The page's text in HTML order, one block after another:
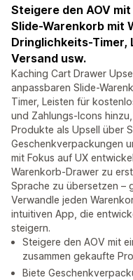
Steigere den AOV
Slide-Warenkorb mit
Dringlichkeits-Timer,
Versand usw.
Kaching Cart Drawer
anpassbaren Slide-
Timer, Leisten für
und Zahlungs-Icons
Produkte als Upsell über
Geschenkverpackungen
mit Fokus auf UX
Warenkorb-Drawer zu
Sprache zu übersetzen –
Verwandle jeden
intuitiven App, die
steigern.
Steigere den AOV mit
zusammen gekaufte
Biete